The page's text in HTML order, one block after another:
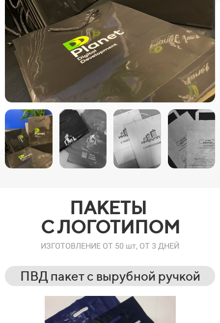
ПАКЕТЫ
С ЛОГОТИПОМ
ИЗГОТОВЛЕНИЕ ОТ 50 шт, ОТ 3 ДНЕЙ
ПВД пакет с вырубной ручкой